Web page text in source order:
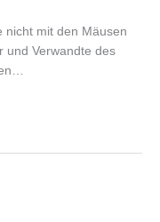
nicht mit den Mäusen
und Verwandte des